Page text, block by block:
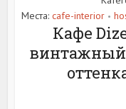
Места: cafe-interior •
Кафе
винтажный